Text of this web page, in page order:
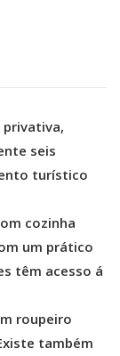
privativa,
seis
turístico
cozinha
um prático
têm acesso á
roupeiro
também